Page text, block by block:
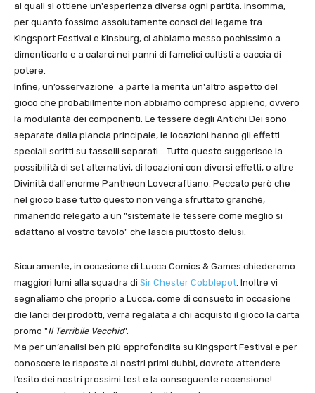
ai quali si ottiene un'esperienza diversa ogni partita. Insomma,
per quanto fossimo assolutamente consci del legame tra
Kingsport Festival e Kinsburg, ci abbiamo messo pochissimo a
dimenticarlo e a calarci nei panni di famelici cultisti a caccia di
potere.
Infine, un’osservazione a parte la merita un'altro aspetto del
gioco che probabilmente non abbiamo compreso appieno, ovvero
la modularità dei componenti. Le tessere degli Antichi Dei sono
separate dalla plancia principale, le locazioni hanno gli effetti
speciali scritti su tasselli separati… Tutto questo suggerisce la
possibilità di set alternativi, di locazioni con diversi effetti, o altre
Divinità dall'enorme Pantheon Lovecraftiano. Peccato però che
nel gioco base tutto questo non venga sfruttato granché,
rimanendo relegato a un "sistemate le tessere come meglio si
adattano al vostro tavolo" che lascia piuttosto delusi.
Sicuramente, in occasione di Lucca Comics & Games chiederemo
maggiori lumi alla squadra di Sir Chester Cobblepot. Inoltre vi
segnaliamo che proprio a Lucca, come di consueto in occasione
die lanci dei prodotti, verrà regalata a chi acquisto il gioco la carta
promo "Il Terribile Vecchio".
Ma per un’analisi ben più approfondita su Kingsport Festival e per
conoscere le risposte ai nostri primi dubbi, dovrete attendere
l’esito dei nostri prossimi test e la conseguente recensione!